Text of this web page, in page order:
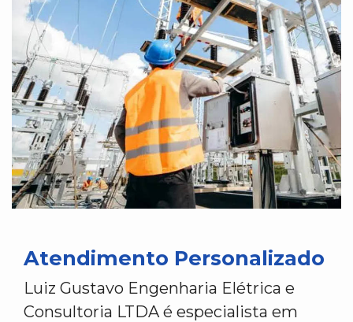
Atendimento Personalizado
Luiz Gustavo Engenharia Elétrica e
Consultoria LTDA é especialista em